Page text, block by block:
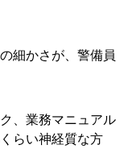
細かさが、警備員
、業務マニュアル
らい神経質な方